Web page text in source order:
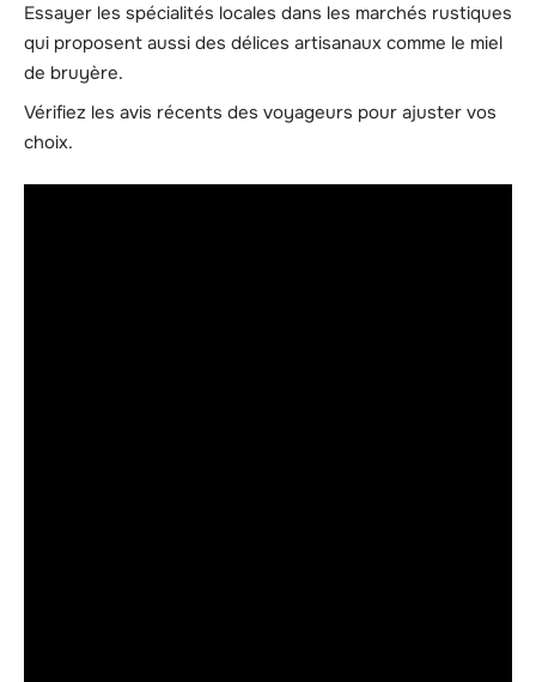
Essayer les spécialités locales dans les marchés rustiques
qui proposent aussi des délices artisanaux comme le miel
de bruyère.
Vérifiez les avis récents des voyageurs pour ajuster vos
choix.